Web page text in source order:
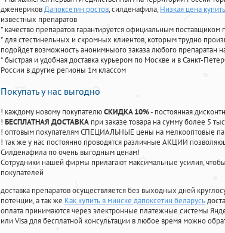
дженериковДапоксетин ростов, силденафила, Низкая цена
известных препаратов
* качество препаратов гарантируется официальным
* для стестинельных и скромных клиентов, которым трудно
подойдет возможность анонимныого заказа любого препаратан
* быстрая и удобная доставка курьером по Москве и в Санкт-
России в другие регионы 1м классом
Покупать у нас выгодно
! каждому новому покупателюСКИДКА 10%- постоянная
! БЕСПЛАТНАЯ ДОСТАВКА при заказе товара на сумму более 5
! оптовым покупателям СПЕЦИАЛЬНЫЕ цены на мелкооптовые
! так же у нас постоянно проводятся различные АКЦИИ
Силденафила по очень выгодным ценам!
Cотрудники нашей фирмы прилагают максимальные усилия,
покупателей
доставка препаратов осуществляется без выходных дней
потенции, а так же Как купить в минске дапоксетин беларусь
оплата принимаются через электронные платежные системы
или Visa для бесплатной консультации в любое время можно